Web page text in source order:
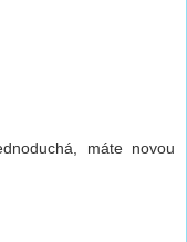
máte novou